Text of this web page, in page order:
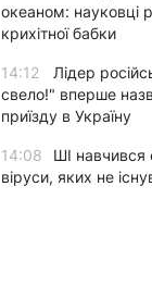
океаном: науковці
крихітної бабки
14:12
Лідер
свело!" вперше
приїзду в Україну
14:08
ШІ навчився
віруси, яких не